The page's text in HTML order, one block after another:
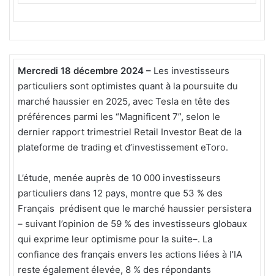
Mercredi 18 décembre 2024 – Les investisseurs
particuliers sont optimistes quant à la poursuite du
marché haussier en 2025, avec Tesla en tête des
préférences parmi les “Magnificent 7”, selon le
dernier rapport trimestriel Retail Investor Beat de la
plateforme de trading et d’investissement eToro.
L’étude, menée auprès de 10 000 investisseurs
particuliers dans 12 pays, montre que 53 % des
Français prédisent que le marché haussier persistera
– suivant l’opinion de 59 % des investisseurs globaux
qui exprime leur optimisme pour la suite–. La
confiance des français envers les actions liées à l’IA
reste également élevée, 8 % des répondants